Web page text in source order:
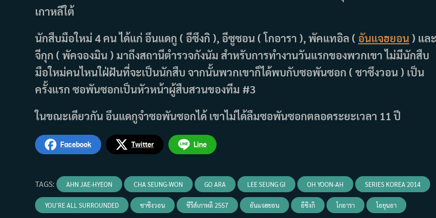
เกาหลีใต้
นักสืบมือใหม่ 4 คน ได้แก่ อึนแดกู ( อีซึงกิ ), อีซูซอน ( โกอารา ), พัคแทอิล ( อันแจฮยอน ) และ
จีกุก ( พัคจองมิน ) มาถึงสถานีตำรวจกังนัม สำหรับการทำงานวันแรกของพวกเขา ไม่มีนักสืบ
มือใหม่คนไหนใฝ่ฝันที่จะเป็นนักสืบ จากนั้นพวกเขาก็ได้พบกับซอพันซอก ( ชาซึงวอน ) เป็น
ครั้งแรก ซอพันซอกเป็นหัวหน้าผู้สืบสวนของทีม #3
ในขณะเดียวกัน อึนแดกูจำซอพันซอกได้ เขาไม่ได้ลืมซอพันซอกตลอดระยะเวลา 11 ปี
Facebook Twitter Line
TAGS: AHN JAE-HYEON CHA SEUNG-WON GO ARA LEE SEUNG GI OH YOON-AH SERIES KOREA 2014
YOU'RE ALL SURROUNDED ชาซึงวอน ซีรีส์เกาหลี 2557 อันแจฮยอน อีซึงกิ โกอารา โอยุนอา